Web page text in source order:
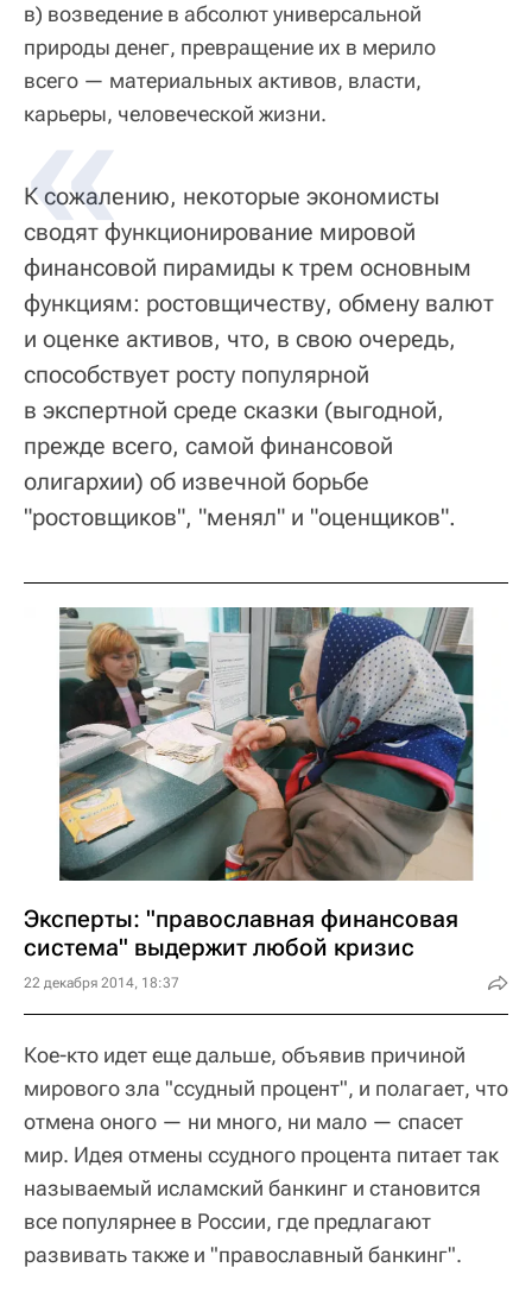
в) возведение в абсолют универсальной
природы денег, превращение их в мерило
всего — материальных активов, власти,
карьеры, человеческой жизни.
К сожалению, некоторые экономисты
сводят функционирование мировой
финансовой пирамиды к трем основным
функциям: ростовщичеству, обмену валют
и оценке активов, что, в свою очередь,
способствует росту популярной
в экспертной среде сказки (выгодной,
прежде всего, самой финансовой
олигархии) об извечной борьбе
"ростовщиков", "менял" и "оценщиков".
Эксперты: "православная финансовая
система" выдержит любой кризис
22 декабря 2014, 18:37
Кое-кто идет еще дальше, объявив причиной
мирового зла "ссудный процент", и полагает, что
отмена оного — ни много, ни мало — спасет
мир. Идея отмены ссудного процента питает так
называемый исламский банкинг и становится
все популярнее в России, где предлагают
развивать также и "православный банкинг".